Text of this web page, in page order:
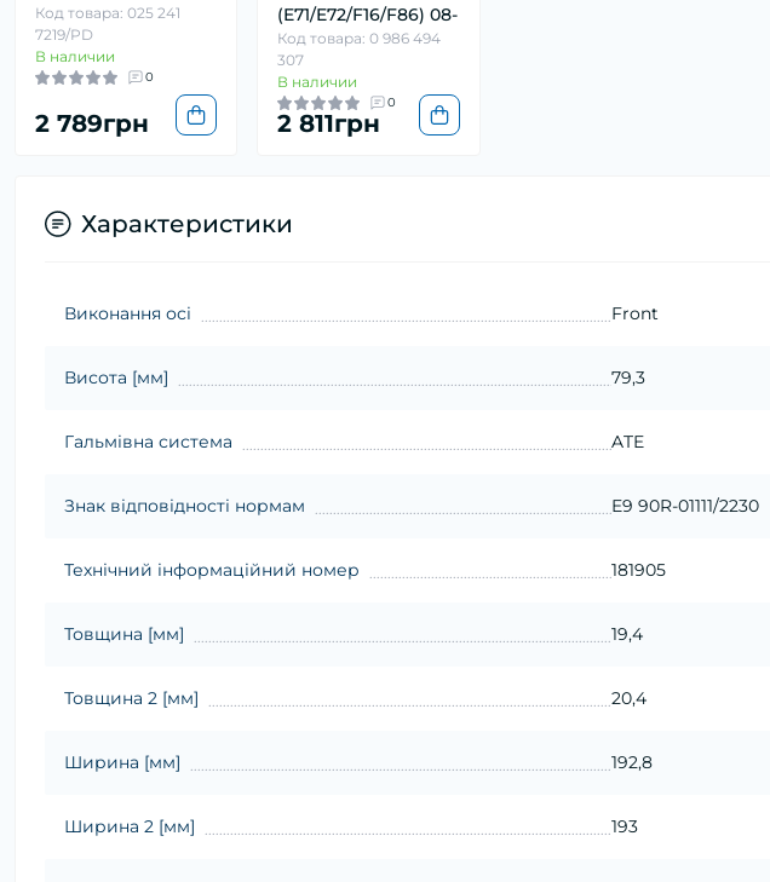
Код товара: 025 241
7219/PD
В наличии
0
2 789грн
(E71/E72/F16/F86) 08-
Код товара: 0 986 494
307
В наличии
0
2 811грн
Характеристики
Виконання осі Front
Висота [мм] 79,3
Гальмівна система ATE
Знак відповідності нормам E9 90R-01111/2230
Технічний інформаційний номер 181905
Товщина [мм] 19,4
Товщина 2 [мм] 20,4
Ширина [мм] 192,8
Ширина 2 [мм] 193